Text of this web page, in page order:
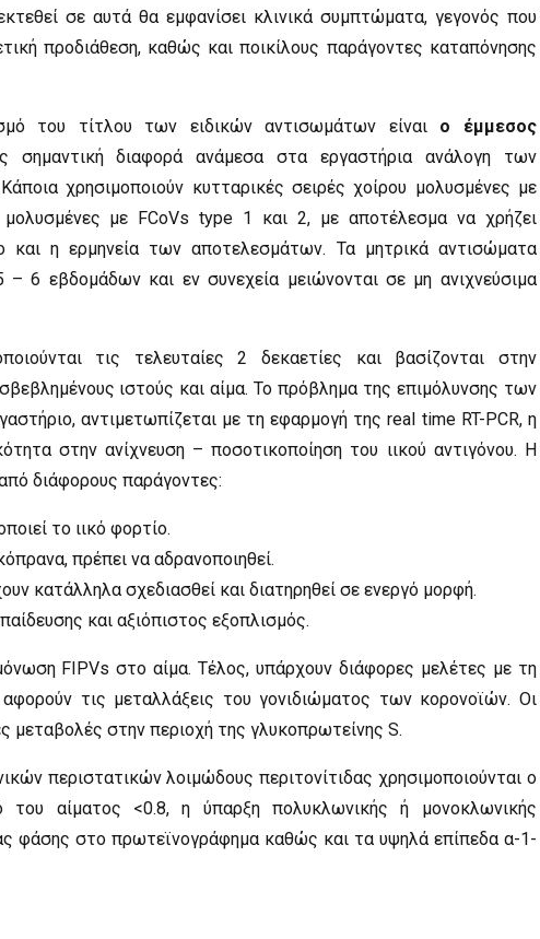
σε αυτά θα εμφανίσει κλινικά συμπτώματα, γεγονός που
προδιάθεση, καθώς και ποικίλους παράγοντες καταπόνησης
του τίτλου των ειδικών αντισωμάτων είναι ο έμμεσος
σημαντική διαφορά ανάμεσα στα εργαστήρια ανάλογη των
χρησιμοποιούν κυτταρικές σειρές χοίρου μολυσμένες με
με FCoVs type 1 και 2, με αποτέλεσμα να χρήζει
και η ερμηνεία των αποτελεσμάτων. Τα μητρικά αντισώματα
6 εβδομάδων και εν συνεχεία μειώνονται σε μη ανιχνεύσιμα
τις τελευταίες 2 δεκαετίες και βασίζονται στην
ιστούς και αίμα. Το πρόβλημα της επιμόλυνσης των
αντιμετωπίζεται με τη εφαρμογή της real time RT-PCR, η
στην ανίχνευση – ποσοτικοποίηση του ιικού αντιγόνου. Η
διάφορους παράγοντες:
το ιικό φορτίο.
πρέπει να αδρανοποιηθεί.
κατάλληλα σχεδιασθεί και διατηρηθεί σε ενεργό μορφή.
και αξιόπιστος εξοπλισμός.
FIPVs στο αίμα. Τέλος, υπάρχουν διάφορες μελέτες με τη
τις μεταλλάξεις του γονιδιώματος των κορονοϊών. Οι
μεταβολές στην περιοχή της γλυκοπρωτείνης S.
περιστατικών λοιμώδους περιτονίτιδας χρησιμοποιούνται ο
αίματος <0.8, η ύπαρξη πολυκλωνικής ή μονοκλωνικής
φάσης στο πρωτεϊνογράφημα καθώς και τα υψηλά επίπεδα α-1-